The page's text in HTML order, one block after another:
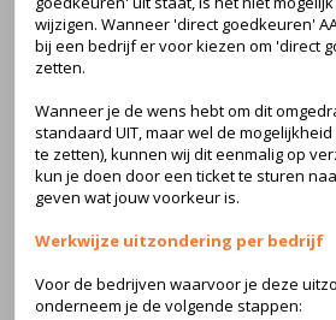
wijzigen. Wanneer 'direct goedkeuren'
bij een bedrijf er voor kiezen om 'direct
zetten.
Wanneer je de wens hebt om dit
standaard UIT, maar wel de
te zetten), kunnen wij dit eenmalig op
kun je doen door een ticket te sturen
geven wat jouw voorkeur is.
Werkwijze uitzondering per bedrijf
Voor de bedrijven waarvoor je deze
onderneem je de volgende stappen: